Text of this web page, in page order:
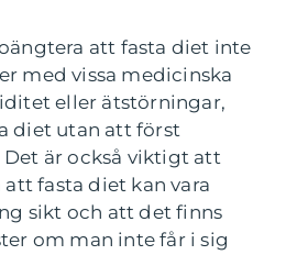
att fasta diet inte
med vissa medicinska
eller ätstörningar,
diet utan att först
Det är också viktigt att
fasta diet kan vara
sikt och att det finns
om man inte får i sig